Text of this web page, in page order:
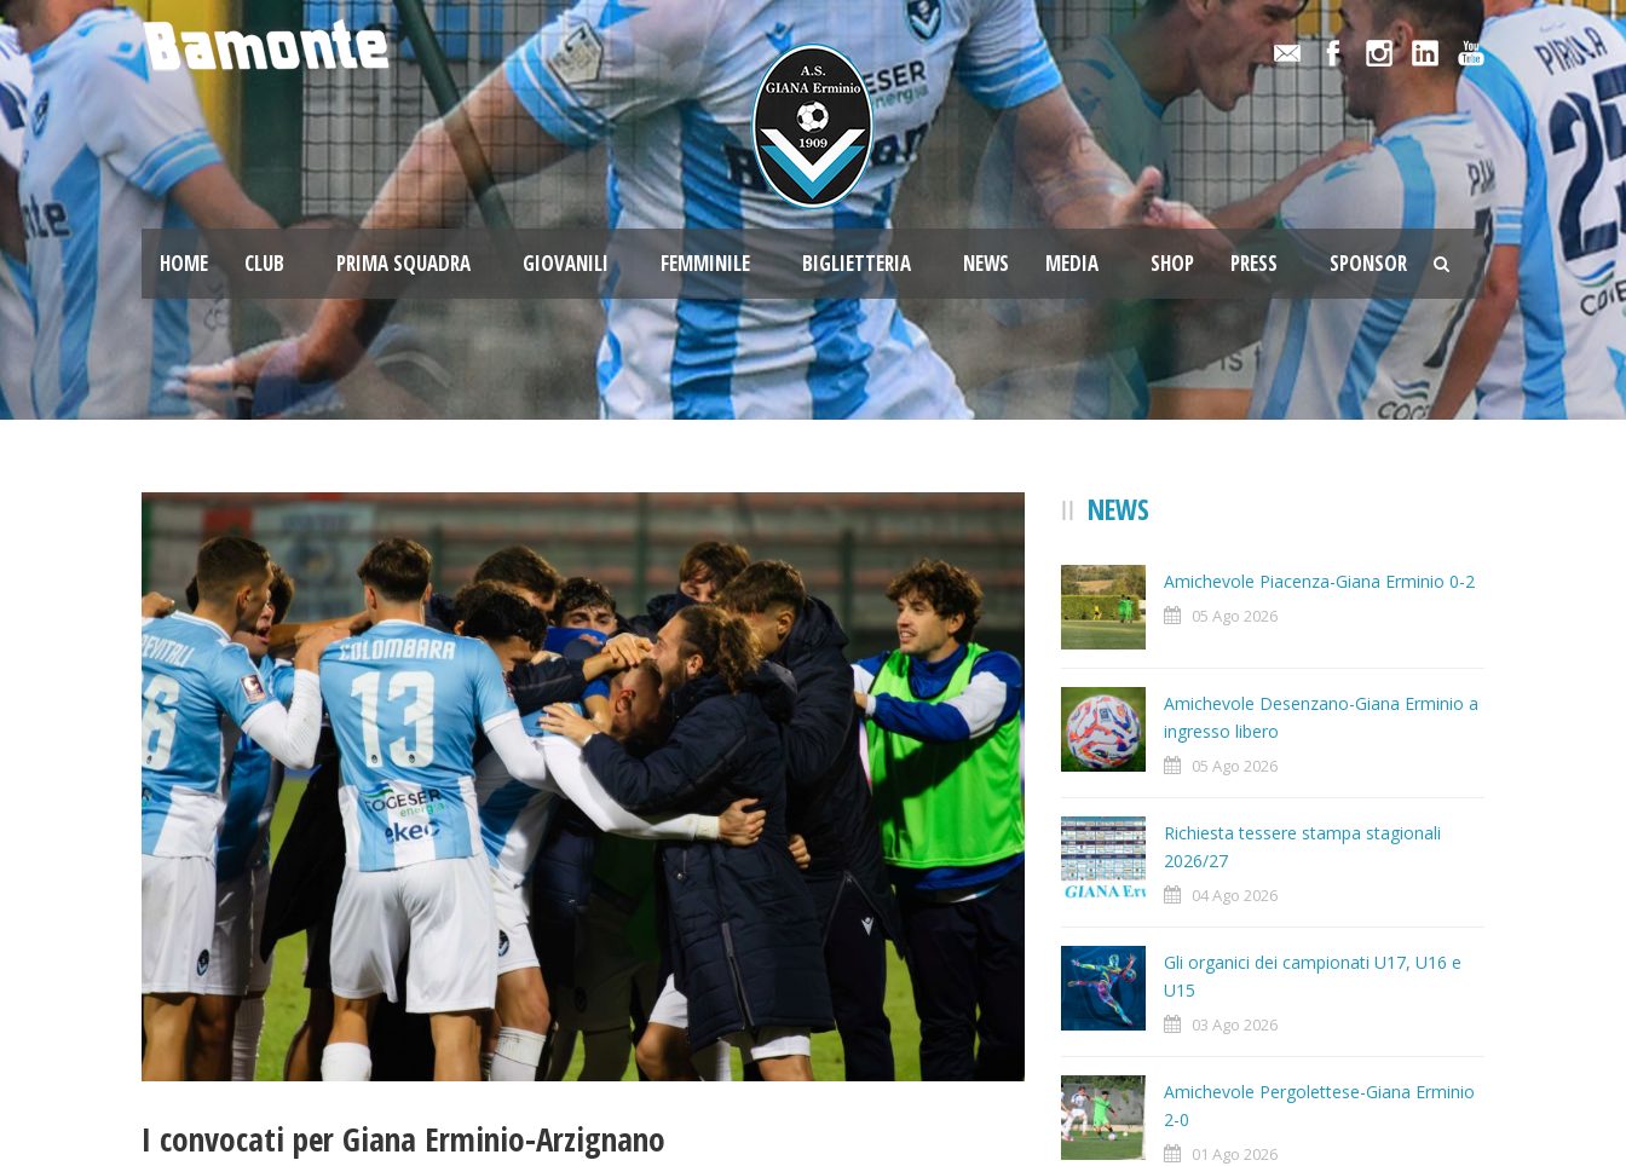
HOME CLUB PRIMA SQUADRA GIOVANILI FEMMINILE BIGLIETTERIA NEWS MEDIA SHOP PRESS SPONSOR
I convocati per Giana Erminio-Arzignano
NEWS
Amichevole Piacenza-Giana Erminio 0-2
05 Ago 2026
Amichevole Desenzano-Giana Erminio a
ingresso libero
05 Ago 2026
Richiesta tessere stampa stagionali
2026/27
04 Ago 2026
Gli organici dei campionati U17, U16 e
U15
03 Ago 2026
Amichevole Pergolettese-Giana Erminio
2-0
01 Ago 2026